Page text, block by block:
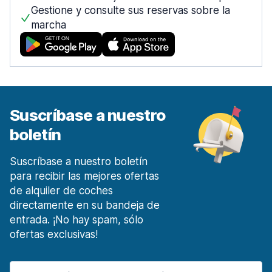
desde 12,55 € al día
Móstoles Centro de la ciudad
desde 27,22 € al día
Málaga Estación de tren
desde 14,97 € al día
Marbella
135 ofertas en 3 lugares
Murcia
185 ofertas en 4 lugares
Región de Murcia Aeropuerto Internacional
desde 17,14 € al día
Oviedo
Gestione y consulte sus reservas sobre la
marcha
Suscríbase a nuestro
boletín
Suscríbase a nuestro boletín
para recibir las mejores ofertas
de alquiler de coches
directamente en su bandeja de
entrada. ¡No hay spam, sólo
ofertas exclusivas!